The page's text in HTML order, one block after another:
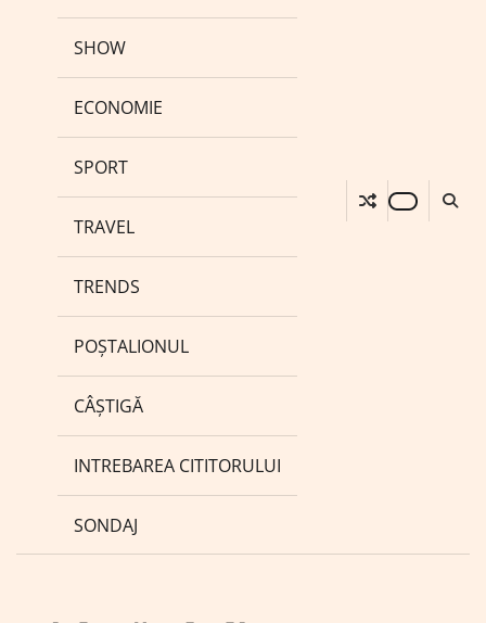
SHOW
ECONOMIE
SPORT
TRAVEL
TRENDS
POȘTALIONUL
CÂȘTIGĂ
INTREBAREA CITITORULUI
SONDAJ